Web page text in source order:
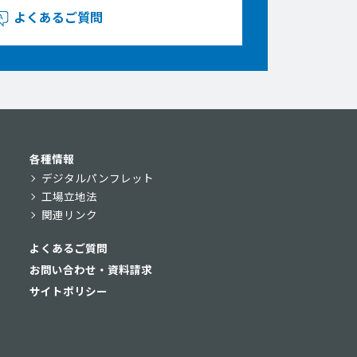
よくあるご質問
各種情報
デジタルパンフレット
工場立地法
関連リンク
よくあるご質問
お問い合わせ・資料請求
サイトポリシー